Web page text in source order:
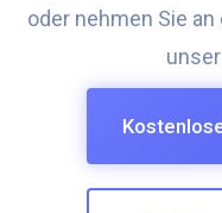
oder nehmen Sie